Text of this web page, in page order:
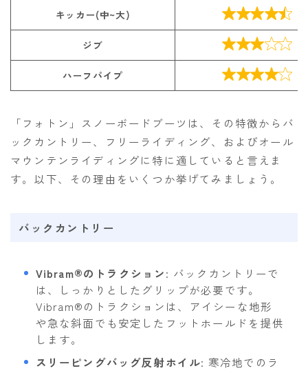
キッカー(中~大) 
ジブ 
ハーフパイプ 
「フォトン」スノーボードブーツは、その特徴からバ
ックカントリー、フリーライディング、およびオール
マウンテンライディングに特に適していると言えま
す。以下、その理由をいくつか挙げてみましょう。
バックカントリー
Vibram®のトラクション: バックカントリーで
は、しっかりとしたグリップが必要です。
Vibram®のトラクションは、アイシーな地形
や急な斜面でも安定したフットホールドを提供
します。
スリーピングバッグ反射ホイル: 寒冷地でのラ